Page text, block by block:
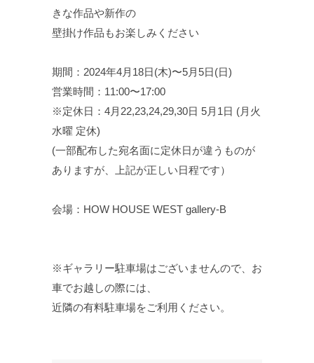
きな作品や新作の
壁掛け作品もお楽しみください
期間：2024年4月18日(木)〜5月5日(日)
営業時間：11:00〜17:00
※定休日：4月22,23,24,29,30日 5月1日 (月火
水曜 定休)
(一部配布した宛名面に定休日が違うものが
ありますが、上記が正しい日程です）
会場：HOW HOUSE WEST gallery-B
※ギャラリー駐車場はございませんので、お
車でお越しの際には、
近隣の有料駐車場をご利用ください。